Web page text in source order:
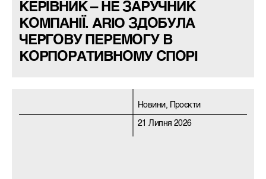
КЕРІВНИК – НЕ ЗАРУЧНИК
КОМПАНІЇ. ARIO ЗДОБУЛА
ЧЕРГОВУ ПЕРЕМОГУ В
КОРПОРАТИВНОМУ СПОРІ
Новини, Проєкти
21 Липня 2026